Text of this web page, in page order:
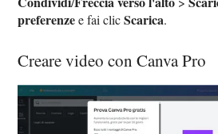
preferenzee fai clicScarica.
Creare video con Canva Pro